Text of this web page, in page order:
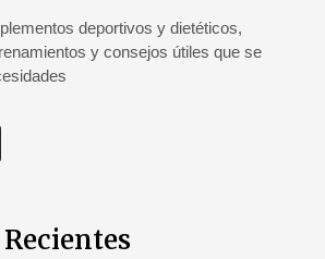
deportivos y dietéticos,
y consejos útiles que se